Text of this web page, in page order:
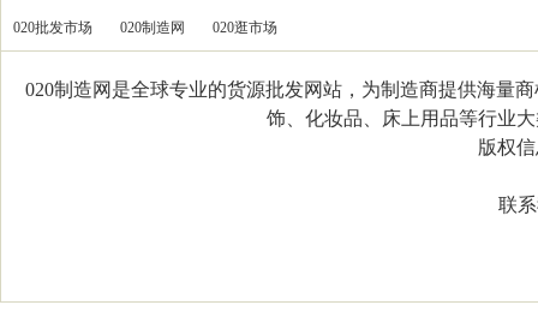
020批发市场 020制造网 020逛市场
020制造网是全球专业的货源批发网站，为制造商提供海量
饰、化妆品、床上用品等行业
版权信
联